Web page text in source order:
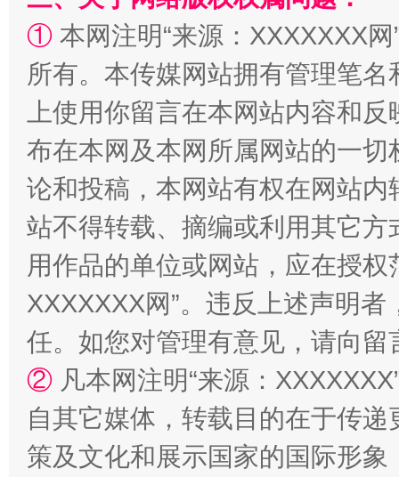
扯下公款旅游的“隐身衣” 如何以
“蜀中异人”王建安的艺术幻境
① 本网注明“来源：XXXXXXX
所有。本传媒网站拥有管理笔
上使用你留言在本网站内容和
布在本网及本网所属网站的一
论和投稿，本网站有权在网站
站不得转载、摘编或利用其它
用作品的单位或网站，应在授
XXXXXXX网”。违反上述声明
任。如您对管理有意见，请向
② 凡本网注明“来源：
自其它媒体，转载目的在于传
策及文化和展示国家的国际形